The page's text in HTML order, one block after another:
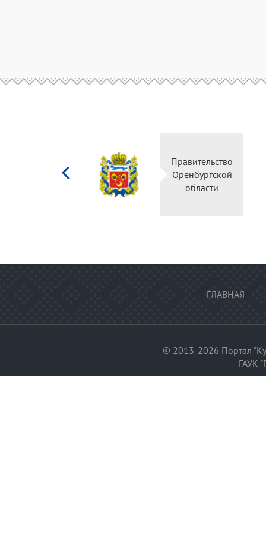
Министерство
культуры
Российской
федерации
ГЛАВНАЯ
© 2013-2026 Портал
ГАУК